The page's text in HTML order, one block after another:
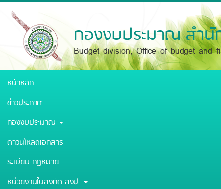
Skip
กองงบประมาณ สำนั
Budget division, Office of budget and
หน้าหลัก
ข่าวประกาศ
กองงบประมาณ
ดาวน์โหลดเอกสาร
ระเบียบ กฎหมาย
หน่วยงานในสังกัด สงป.